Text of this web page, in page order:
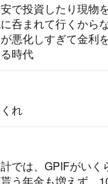
で投資したり現物
呑まれて行くから
悪化しすぎて金利
時代
れ
では、GPIFがいく